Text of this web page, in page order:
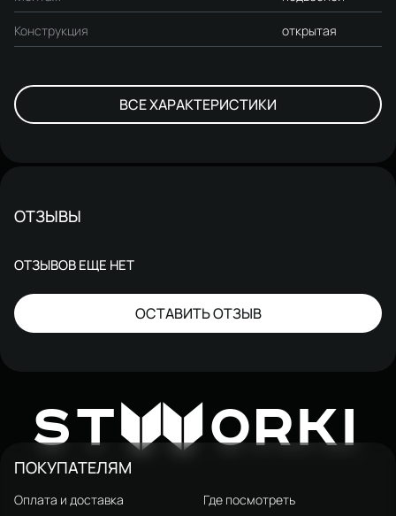
Конструкция открытая
ВСЕ ХАРАКТЕРИСТИКИ
ОТЗЫВЫ
ОТЗЫВОВ ЕЩЕ НЕТ
ОСТАВИТЬ ОТЗЫВ
STW ORKI
ПОКУПАТЕЛЯМ
Оплата и доставка
Где посмотреть